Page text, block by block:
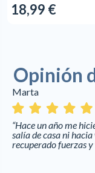
18,99 €
Opinión
“Hace un año me
salía de casa ni
recuperado fuerzas y
Marta